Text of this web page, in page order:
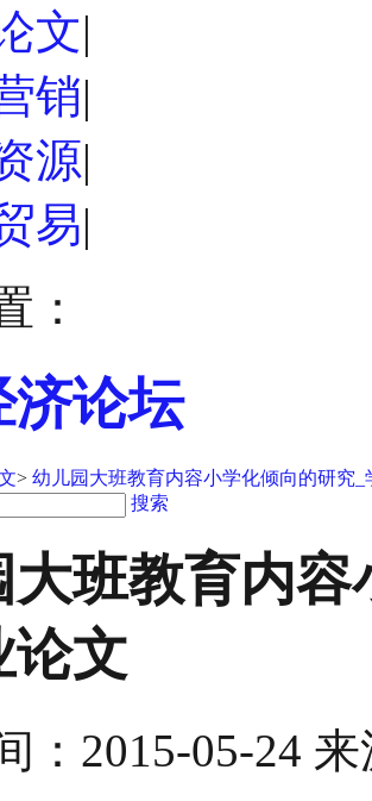
文|
销|
源|
易|
：
济论坛
> 幼儿园大班教育内容小学化倾向的研究_
搜索
大班教育内
论文
： 2015-05-24 来